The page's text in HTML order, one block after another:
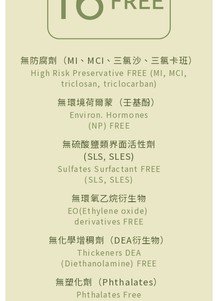
無防腐劑（MI、MCI、三氯沙、三氯卡班）
High Risk Preservative FREE (MI, MCI,
triclosan, triclocarban)
無環境荷爾蒙（壬基酚）
Environ. Hormones
(NP) FREE
無硫酸鹽類界面活性劑
(SLS, SLES)
Sulfates Surfactant FREE
(SLS, SLES)
無環氧乙烷衍生物
EO(Ethylene oxide)
derivatives FREE
無化學增稠劑（DEA衍生物）
Thickeners DEA
(Diethanolamine) FREE
無塑化劑（Phthalates）
Phthalates Free